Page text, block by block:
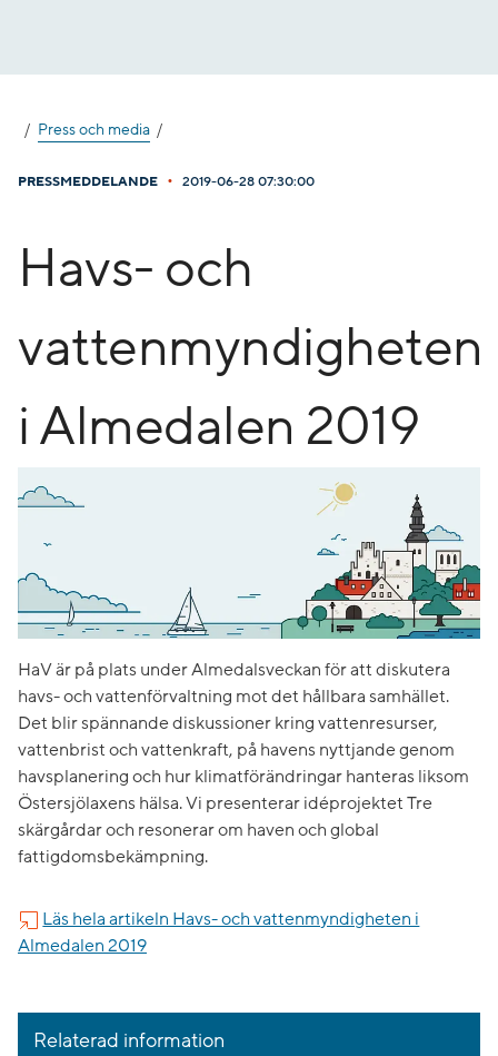
Press och media
PRESSMEDDELANDE • 2019-06-28 07:30:00
Havs- och
vattenmyndigheten
i Almedalen 2019
HaV är på plats under Almedalsveckan för att diskutera
havs- och vattenförvaltning mot det hållbara samhället.
Det blir spännande diskussioner kring vattenresurser,
vattenbrist och vattenkraft, på havens nyttjande genom
havsplanering och hur klimatförändringar hanteras liksom
Östersjölaxens hälsa. Vi presenterar idéprojektet Tre
skärgårdar och resonerar om haven och global
fattigdomsbekämpning.
Läs hela artikeln Havs- och vattenmyndigheten i
Almedalen 2019
Relaterad information